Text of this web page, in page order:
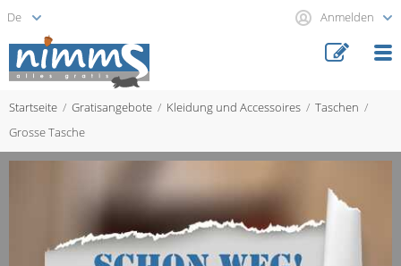
Anmelden
Startseite Gratisangebote Kleidung und Accessoires
Taschen
Grosse Tasche